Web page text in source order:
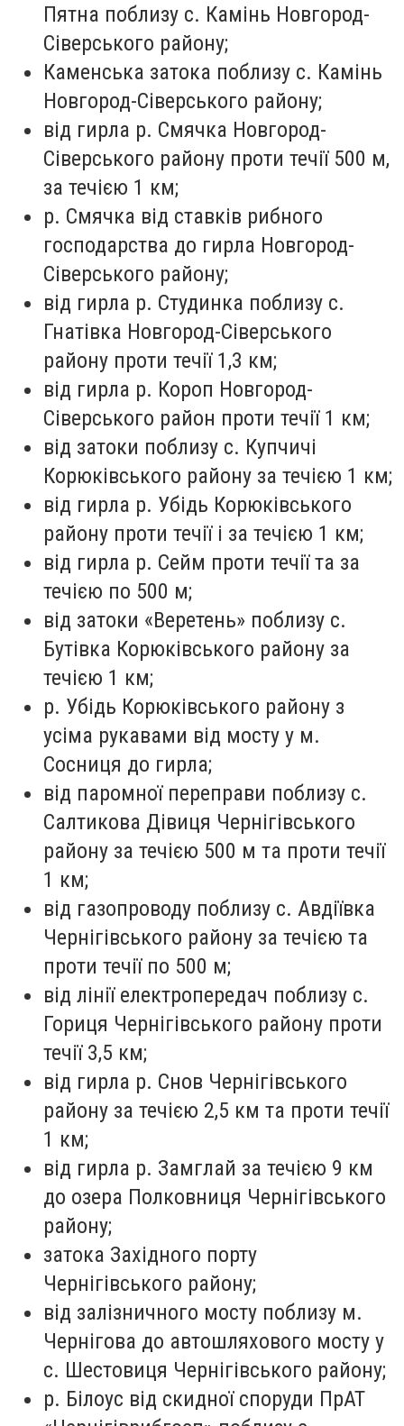
Пятна поблизу с. Камінь Новгород-
Сіверського району;
Каменська затока поблизу с. Камінь
Новгород-Сіверського району;
від гирла р. Смячка Новгород-
Сіверського району проти течії 500 м,
за течією 1 км;
р. Смячка від ставків рибного
господарства до гирла Новгород-
Сіверського району;
від гирла р. Студинка поблизу с.
Гнатівка Новгород-Сіверського
району проти течії 1,3 км;
від гирла р. Короп Новгород-
Сіверського район проти течії 1 км;
від затоки поблизу с. Купчичі
Корюківського району за течією 1 км;
від гирла р. Убідь Корюківського
району проти течії і за течією 1 км;
від гирла р. Сейм проти течії та за
течією по 500 м;
від затоки «Веретень» поблизу с.
Бутівка Корюківського району за
течією 1 км;
р. Убідь Корюківського району з
усіма рукавами від мосту у м.
Сосниця до гирла;
від паромної переправи поблизу с.
Салтикова Дівиця Чернігівського
району за течією 500 м та проти течії
1 км;
від газопроводу поблизу с. Авдіївка
Чернігівського району за течією та
проти течії по 500 м;
від лінії електропередач поблизу с.
Гориця Чернігівського району проти
течії 3,5 км;
від гирла р. Снов Чернігівського
району за течією 2,5 км та проти течії
1 км;
від гирла р. Замглай за течією 9 км
до озера Полковниця Чернігівського
району;
затока Західного порту
Чернігівського району;
від залізничного мосту поблизу м.
Чернігова до автошляхового мосту у
с. Шестовиця Чернігівського району;
р. Білоус від скидної споруди ПрАТ